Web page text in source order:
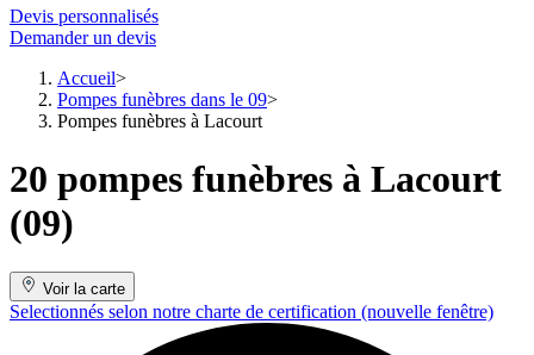
Devis personnalisés
Demander un devis
Accueil
Pompes funèbres dans le 09
Pompes funèbres à Lacourt
20 pompes funèbres à Lacourt
(09)
Voir la carte
Selectionnés selon notre charte de certification (nouvelle fenêtre)